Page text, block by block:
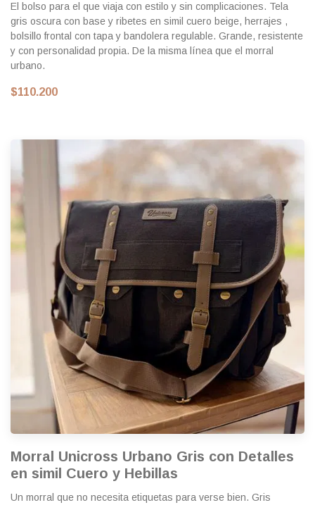
El bolso para el que viaja con estilo y sin complicaciones. Tela
gris oscura con base y ribetes en simil cuero beige, herrajes ,
bolsillo frontal con tapa y bandolera regulable. Grande, resistente
y con personalidad propia. De la misma línea que el morral
urbano.
$110.200
Morral Unicross Urbano Gris con Detalles
en simil Cuero y Hebillas
Un morral que no necesita etiquetas para verse bien. Gris